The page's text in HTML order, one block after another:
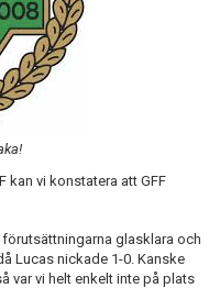
kan vi konstatera att GFF
glasklara och
Lucas nickade 1-0. Kanske
var vi helt enkelt inte på plats